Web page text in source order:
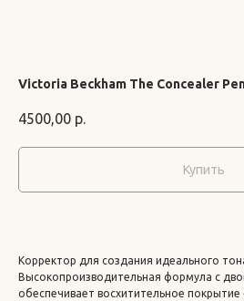
Victoria Beckham The Concealer
4500,00 р.
Купить
Корректор для создания идеального
Высокопроизводительная формула с
обеспечивает восхитительное покрытие